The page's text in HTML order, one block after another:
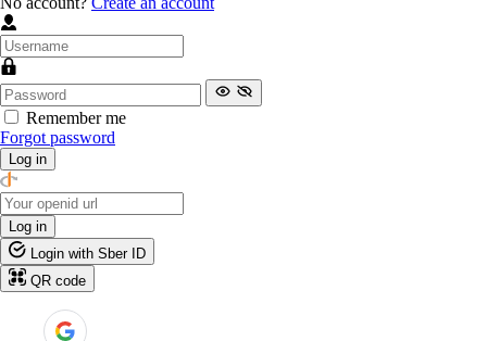
Remember me
Forgot password
Log in
Log in
Login with Sber ID
QR code